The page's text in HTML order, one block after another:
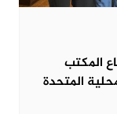
المكتب
المتحدة